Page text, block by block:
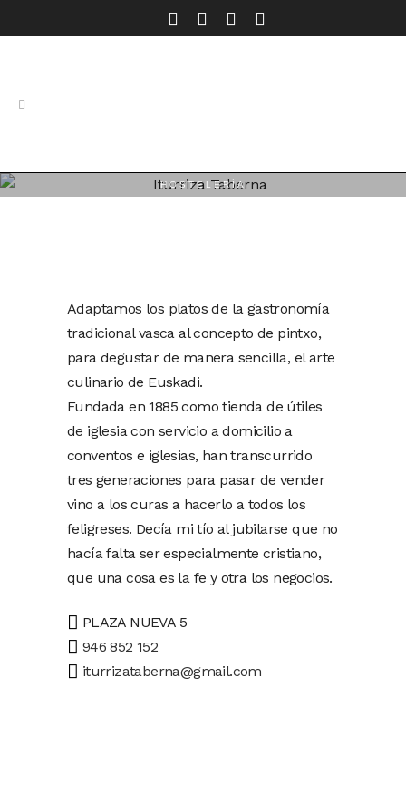
HOSTELERÍA
Adaptamos los platos de la gastronomía
tradicional vasca al concepto de pintxo,
para degustar de manera sencilla, el arte
culinario de Euskadi.
Fundada en 1885 como tienda de útiles
de iglesia con servicio a domicilio a
conventos e iglesias, han transcurrido
tres generaciones para pasar de vender
vino a los curas a hacerlo a todos los
feligreses. Decía mi tío al jubilarse que no
hacía falta ser especialmente cristiano,
que una cosa es la fe y otra los negocios.
PLAZA NUEVA 5
946 852 152
iturrizataberna@gmail.com